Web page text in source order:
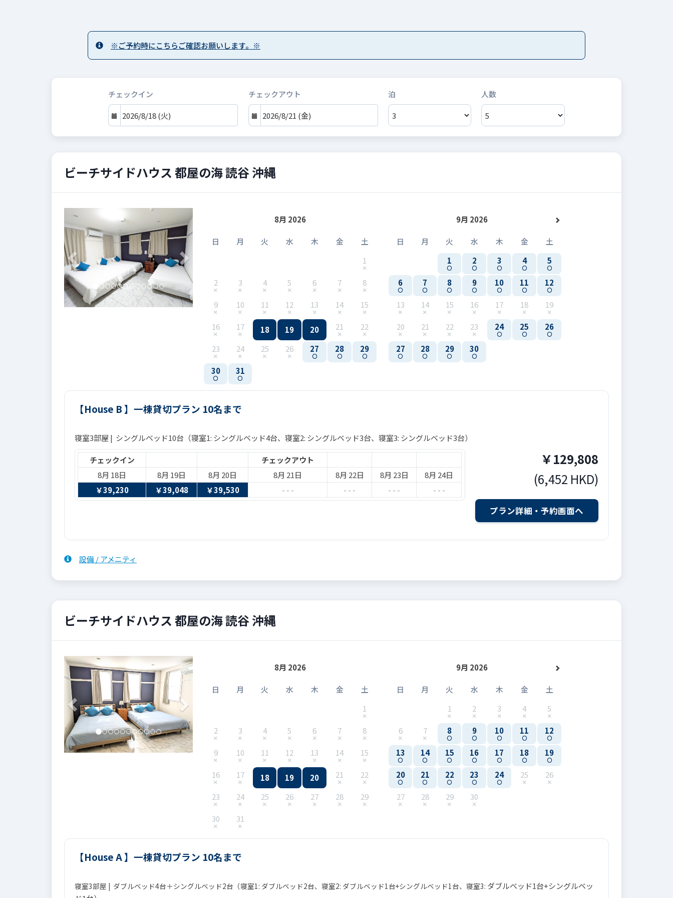
※ご予約時にこちらご確認お願いします。※
チェックイン チェックアウト 泊
ビーチサイドハウス 都屋の海 読谷 沖縄
Previous Next 8月 2026
日 月 火 水 木 金
土
1
2 3 4 5 6 7 8
9 10 11 12 13 14 15
16 17 18 19 20 21 22
23 24 25 26 27 28 29
30 31
9月 2026
日 月 火 水 木 金
土
1
2 3 4 5
6 7 8 9 10 11 12
13 14 15 16 17 18 19
20 21 22 23 24 25 26
27 28 29 30
【House B 】一棟貸切プラン 10名まで
寝室3部屋 | シングルベッド10台（寝室1: シングルベッド4台、寝室2: シングルベッド3台、寝室3: シングルベッド3台）
チェックイン
チェックアウト
8月 18日
8月 19日 8月 20日 8月 21日 8月 22日 8月 23日
8月 24日
￥39,230 ￥39,048 ￥39,530 - - - - - - - - - - - -
￥129,808
(6,452 HKD)
設備 / アメニティ
ビーチサイドハウス 都屋の海 読谷 沖縄
Previous Next 8月 2026
日 月 火 水 木 金
土
1
2 3 4 5 6 7 8
9 10 11 12 13 14 15
16 17 18 19 20 21 22
23 24 25 26 27 28 29
30 31
9月 2026
日 月 火 水 木 金
土
1
2 3 4 5
6 7 8 9 10 11 12
13 14 15 16 17 18 19
20 21 22 23 24 25 26
27 28 29 30
【House A 】一棟貸切プラン 10名まで
寝室3部屋 | ダブルベッド4台＋シングルベッド2台（寝室1: ダブルベッド2台、寝室2: ダブルベッド1台+シングルベッド1台、寝室3: ダブルベッド1台+シングルベッ